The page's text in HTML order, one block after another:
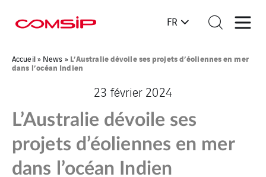
FR
Accueil» News » L’Australie dévoile ses projets d’éoliennes en mer
dans l’océan Indien
23 février 2024
L’Australie dévoile ses
projets d’éoliennes en mer
dans l’océan Indien